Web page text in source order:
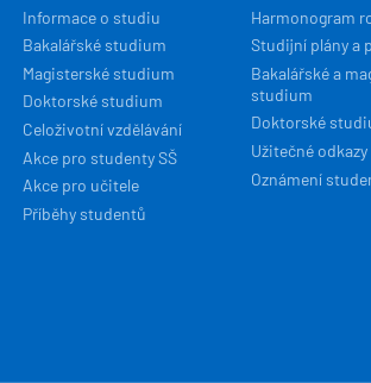
NAVIGACE
Informace o studiu
Bakalářské studium
Magisterské studium
Doktorské studium
Celoživotní vzdělávání
Akce pro studenty SŠ
Akce pro učitele
Příběhy studentů
Harmonogram
Studijní plány a
Bakalářské a
studium
Doktorské
Užitečné odkazy
Oznámení